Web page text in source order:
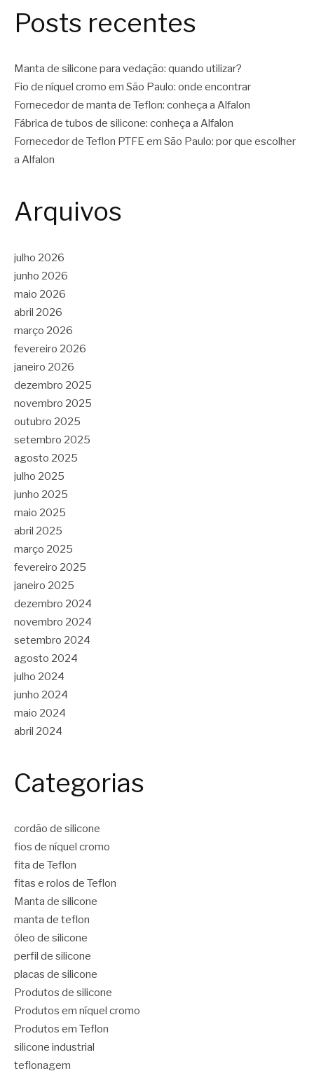
Posts recentes
Manta de silicone para vedação: quando utilizar?
Fio de níquel cromo em São Paulo: onde encontrar
Fornecedor de manta de Teflon: conheça a Alfalon
Fábrica de tubos de silicone: conheça a Alfalon
Fornecedor de Teflon PTFE em São Paulo: por que escolher
a Alfalon
Arquivos
julho 2026
junho 2026
maio 2026
abril 2026
março 2026
fevereiro 2026
janeiro 2026
dezembro 2025
novembro 2025
outubro 2025
setembro 2025
agosto 2025
julho 2025
junho 2025
maio 2025
abril 2025
março 2025
fevereiro 2025
janeiro 2025
dezembro 2024
novembro 2024
setembro 2024
agosto 2024
julho 2024
junho 2024
maio 2024
abril 2024
Categorias
cordão de silicone
fios de níquel cromo
fita de Teflon
fitas e rolos de Teflon
Manta de silicone
manta de teflon
óleo de silicone
perfil de silicone
placas de silicone
Produtos de silicone
Produtos em níquel cromo
Produtos em Teflon
silicone industrial
teflonagem